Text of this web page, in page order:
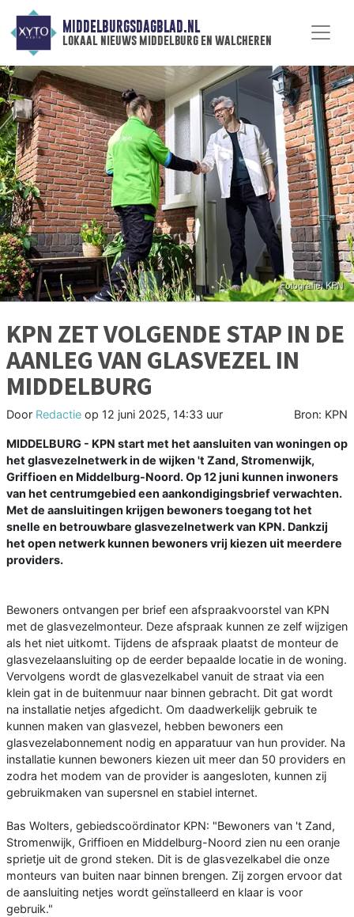
MIDDELBURGSDAGBLAD.NL
lokaal nieuws middelburg en walcheren
KPN ZET VOLGENDE STAP IN DE
AANLEG VAN GLASVEZEL IN
MIDDELBURG
Door Redactie op 12 juni 2025, 14:33 uur Bron: KPN
MIDDELBURG - KPN start met het aansluiten van woningen op
het glasvezelnetwerk in de wijken 't Zand, Stromenwijk,
Griffioen en Middelburg-Noord. Op 12 juni kunnen inwoners
van het centrumgebied een aankondigingsbrief verwachten.
Met de aansluitingen krijgen bewoners toegang tot het
snelle en betrouwbare glasvezelnetwerk van KPN. Dankzij
het open netwerk kunnen bewoners vrij kiezen uit meerdere
providers.
Bewoners ontvangen per brief een afspraakvoorstel van KPN
met de glasvezelmonteur. Deze afspraak kunnen ze zelf wijzigen
als het niet uitkomt. Tijdens de afspraak plaatst de monteur de
glasvezelaansluiting op de eerder bepaalde locatie in de woning.
Vervolgens wordt de glasvezelkabel vanuit de straat via een
klein gat in de buitenmuur naar binnen gebracht. Dit gat wordt
na installatie netjes afgedicht. Om daadwerkelijk gebruik te
kunnen maken van glasvezel, hebben bewoners een
glasvezelabonnement nodig en apparatuur van hun provider. Na
installatie kunnen bewoners kiezen uit meer dan 50 providers en
zodra het modem van de provider is aangesloten, kunnen zij
gebruikmaken van supersnel en stabiel internet.
Bas Wolters, gebiedscoördinator KPN: "Bewoners van 't Zand,
Stromenwijk, Griffioen en Middelburg-Noord zien nu een oranje
sprietje uit de grond steken. Dit is de glasvezelkabel die onze
monteurs van buiten naar binnen brengen. Zij zorgen ervoor dat
de aansluiting netjes wordt geïnstalleerd en klaar is voor
gebruik."